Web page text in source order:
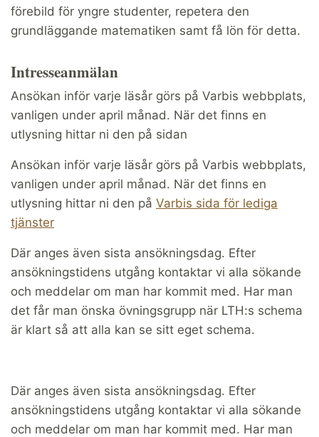
förebild för yngre studenter, repetera den
grundläggande matematiken samt få lön för detta.
Intresseanmälan
Ansökan inför varje läsår görs på Varbis webbplats,
vanligen under april månad. När det finns en
utlysning hittar ni den på sidan
Ansökan inför varje läsår görs på Varbis webbplats,
vanligen under april månad. När det finns en
utlysning hittar ni den på Varbis sida för lediga
tjänster
Där anges även sista ansökningsdag. Efter
ansökningstidens utgång kontaktar vi alla sökande
och meddelar om man har kommit med. Har man
det får man önska övningsgrupp när LTH:s schema
är klart så att alla kan se sitt eget schema.
Där anges även sista ansökningsdag. Efter
ansökningstidens utgång kontaktar vi alla sökande
och meddelar om man har kommit med. Har man